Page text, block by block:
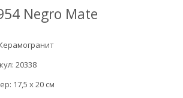
Negro Mate
20338
17,5 x 20 см